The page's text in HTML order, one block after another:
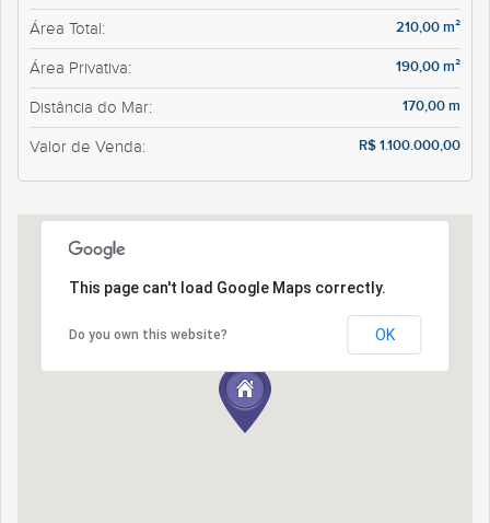
Área Total: 210,00 m²
Área Privativa: 190,00 m²
Distância do Mar: 170,00 m
Valor de Venda: R$ 1.100.000,00
This page can't load Google Maps correctly.
Do you own this website? OK